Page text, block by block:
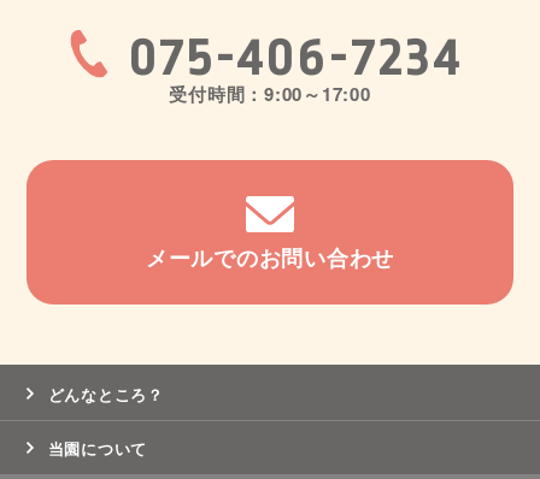
075-406-7234
受付時間：9:00～17:00
メールでのお問い合わせ
どんなところ？
当園について